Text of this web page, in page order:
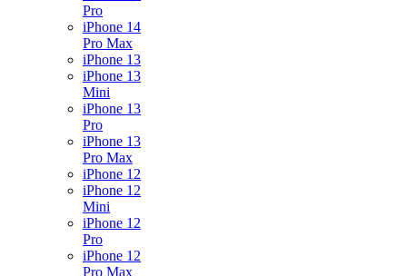
Pro
iPhone 14
Pro Max
iPhone 13
iPhone 13
Mini
iPhone 13
Pro
iPhone 13
Pro Max
iPhone 12
iPhone 12
Mini
iPhone 12
Pro
iPhone 12
Pro Max